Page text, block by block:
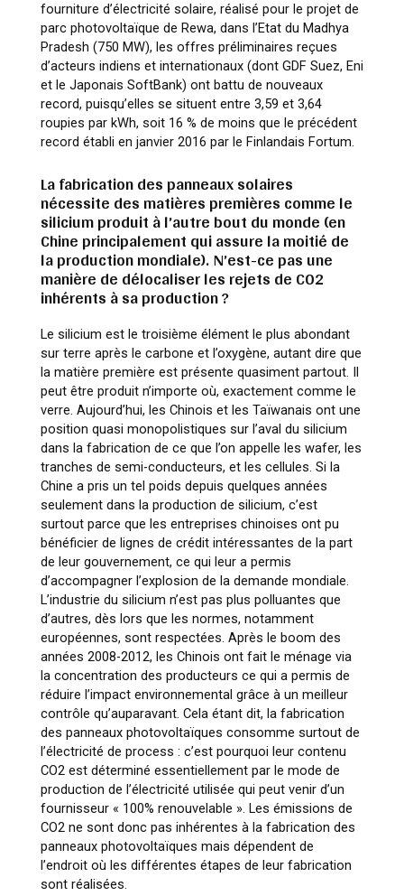
fourniture d’électricité solaire, réalisé pour le projet de
parc photovoltaïque de Rewa, dans l’Etat du Madhya
Pradesh (750 MW), les offres préliminaires reçues
d’acteurs indiens et internationaux (dont GDF Suez, Eni
et le Japonais SoftBank) ont battu de nouveaux
record, puisqu’elles se situent entre 3,59 et 3,64
roupies par kWh, soit 16 % de moins que le précédent
record établi en janvier 2016 par le Finlandais Fortum.
La fabrication des panneaux solaires
nécessite des matières premières comme le
silicium produit à l’autre bout du monde (en
Chine principalement qui assure la moitié de
la production mondiale). N’est-ce pas une
manière de délocaliser les rejets de CO2
inhérents à sa production ?
Le silicium est le troisième élément le plus abondant
sur terre après le carbone et l’oxygène, autant dire que
la matière première est présente quasiment partout. Il
peut être produit n’importe où, exactement comme le
verre. Aujourd’hui, les Chinois et les Taïwanais ont une
position quasi monopolistiques sur l’aval du silicium
dans la fabrication de ce que l’on appelle les wafer, les
tranches de semi-conducteurs, et les cellules. Si la
Chine a pris un tel poids depuis quelques années
seulement dans la production de silicium, c’est
surtout parce que les entreprises chinoises ont pu
bénéficier de lignes de crédit intéressantes de la part
de leur gouvernement, ce qui leur a permis
d’accompagner l’explosion de la demande mondiale.
L’industrie du silicium n’est pas plus polluantes que
d’autres, dès lors que les normes, notamment
européennes, sont respectées. Après le boom des
années 2008-2012, les Chinois ont fait le ménage via
la concentration des producteurs ce qui a permis de
réduire l’impact environnemental grâce à un meilleur
contrôle qu’auparavant. Cela étant dit, la fabrication
des panneaux photovoltaïques consomme surtout de
l’électricité de process : c’est pourquoi leur contenu
CO2 est déterminé essentiellement par le mode de
production de l’électricité utilisée qui peut venir d’un
fournisseur « 100% renouvelable ». Les émissions de
CO2 ne sont donc pas inhérentes à la fabrication des
panneaux photovoltaïques mais dépendent de
l’endroit où les différentes étapes de leur fabrication
sont réalisées.